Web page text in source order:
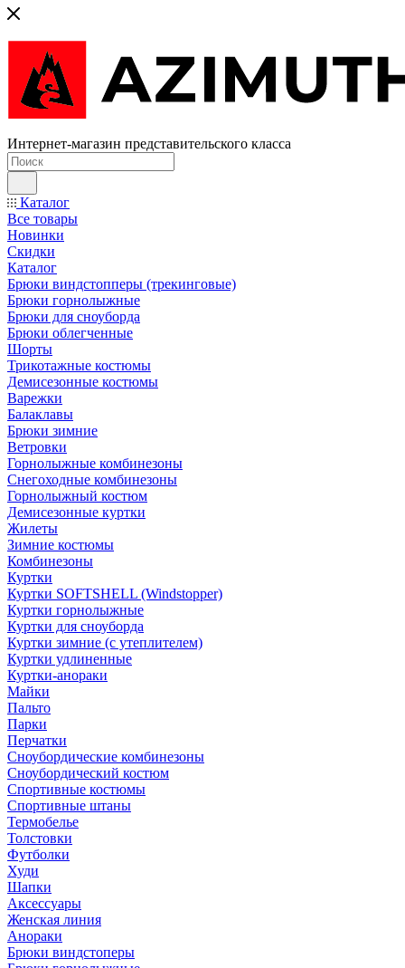
Интернет-магазин представительского класса
Каталог
Все товары
Новинки
Скидки
Каталог
Брюки виндстопперы (трекинговые)
Брюки горнолыжные
Брюки для сноуборда
Брюки облегченные
Шорты
Трикотажные костюмы
Демисезонные костюмы
Варежки
Балаклавы
Брюки зимние
Ветровки
Горнолыжные комбинезоны
Снегоходные комбинезоны
Горнолыжный костюм
Демисезонные куртки
Жилеты
Зимние костюмы
Комбинезоны
Куртки
Куртки SOFTSHELL (Windstopper)
Куртки горнолыжные
Куртки для сноуборда
Куртки зимние (с утеплителем)
Куртки удлиненные
Куртки-анораки
Майки
Пальто
Парки
Перчатки
Сноубордические комбинезоны
Сноубордический костюм
Спортивные костюмы
Спортивные штаны
Термобелье
Толстовки
Футболки
Худи
Шапки
Аксессуары
Женская линия
Анораки
Брюки виндстоперы